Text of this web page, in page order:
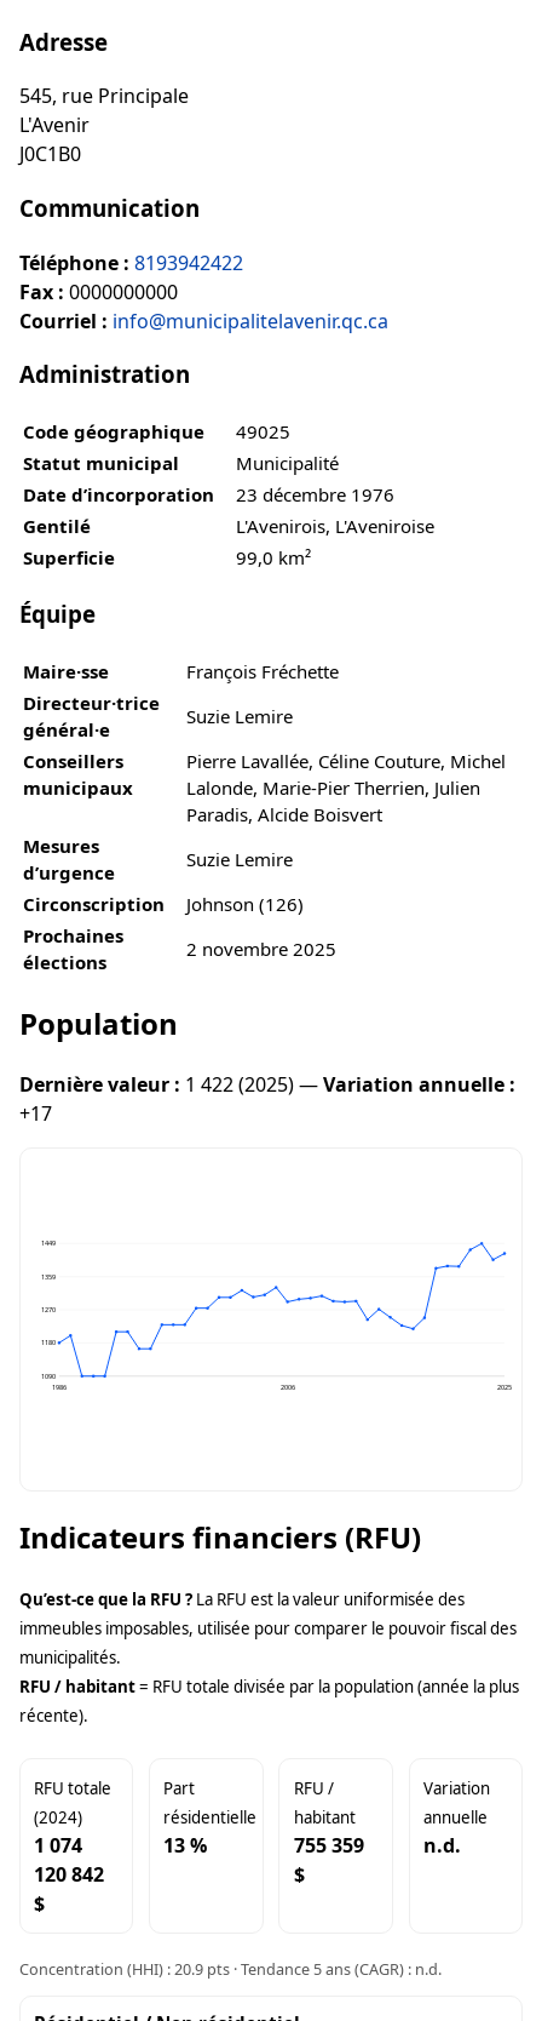
Adresse
545, rue Principale
L'Avenir
J0C1B0
Communication
Téléphone : 8193942422
Fax : 0000000000
Courriel : info@municipalitelavenir.qc.ca
Administration
Code géographique
49025
Statut municipal
Municipalité
Date d’incorporation
23 décembre 1976
Gentilé
L'Avenirois, L'Aveniroise
Superficie
99,0 km²
Équipe
Maire·sse
François Fréchette
Directeur·trice
général·e
Suzie Lemire
Conseillers
municipaux
Pierre Lavallée, Céline Couture, Michel
Lalonde, Marie-Pier Therrien, Julien
Paradis, Alcide Boisvert
Mesures
d’urgence
Suzie Lemire
Circonscription
Johnson (126)
Prochaines
élections
2 novembre 2025
Population
Dernière valeur : 1 422 (2025) —Variation annuelle :
+17
1449
1359
1270
1180
1090
1986
2006 2025
Indicateurs financiers (RFU)
Qu’est-ce que la RFU ? La RFU est la valeur uniformisée des
immeubles imposables, utilisée pour comparer le pouvoir fiscal des
municipalités.
RFU / habitant= RFU totale divisée par la population (année la plus
récente).
RFU totale
(2024)
1 074
120 842
$
Part
résidentielle
13 %
RFU /
habitant
755 359
$
Variation
annuelle
n.d.
Concentration (HHI) : 20.9 pts · Tendance 5 ans (CAGR) : n.d.